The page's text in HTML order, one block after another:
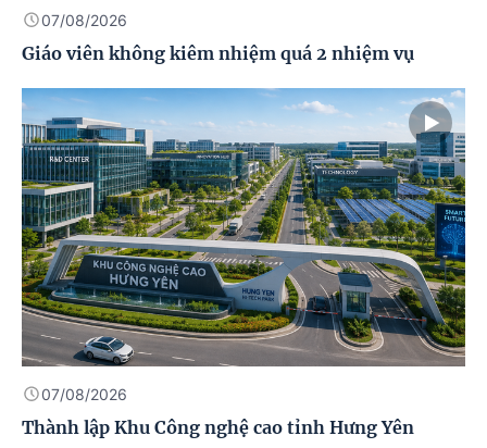
07/08/2026
Giáo viên không kiêm nhiệm quá 2 nhiệm vụ
07/08/2026
Thành lập Khu Công nghệ cao tỉnh Hưng Yên